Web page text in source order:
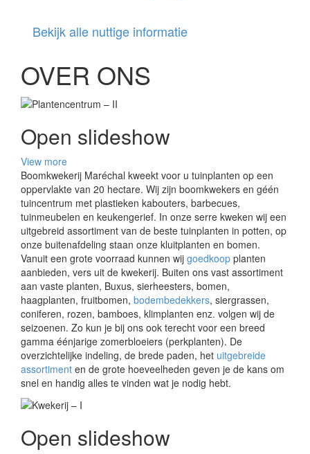
Bekijk alle nuttige informatie
OVER ONS
Open slideshow
View more
Boomkwekerij Maréchal kweekt voor u tuinplanten op een
oppervlakte van 20 hectare. Wij zijn boomkwekers en géén
tuincentrum met plastieken kabouters, barbecues,
tuinmeubelen en keukengerief. In onze serre kweken wij een
uitgebreid assortiment van de beste tuinplanten in potten, op
onze buitenafdeling staan onze kluitplanten en bomen.
Vanuit een grote voorraad kunnen wij goedkoop planten
aanbieden, vers uit de kwekerij. Buiten ons vast assortiment
aan vaste planten, Buxus, sierheesters, bomen,
haagplanten, fruitbomen, bodembedekkers, siergrassen,
coniferen, rozen, bamboes, klimplanten enz. volgen wij de
seizoenen. Zo kun je bij ons ook terecht voor een breed
gamma éénjarige zomerbloeiers (perkplanten). De
overzichtelijke indeling, de brede paden, het uitgebreide
assortiment en de grote hoeveelheden geven je de kans om
snel en handig alles te vinden wat je nodig hebt.
Open slideshow